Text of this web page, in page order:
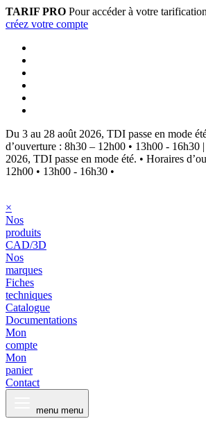
TARIF PRO Pour accéder à votre
créez votre compte
Du 3 au 28 août 2026, TDI passe en mode
d’ouverture : 8h30 – 12h00 • 13h00 - 16h30 |
2026, TDI passe en mode été. • Horaires
12h00 • 13h00 - 16h30 •
×
Nos
produits
CAD/3D
Nos
marques
Fiches
techniques
Catalogue
Documentations
Mon
compte
Mon
panier
Contact
menu menu